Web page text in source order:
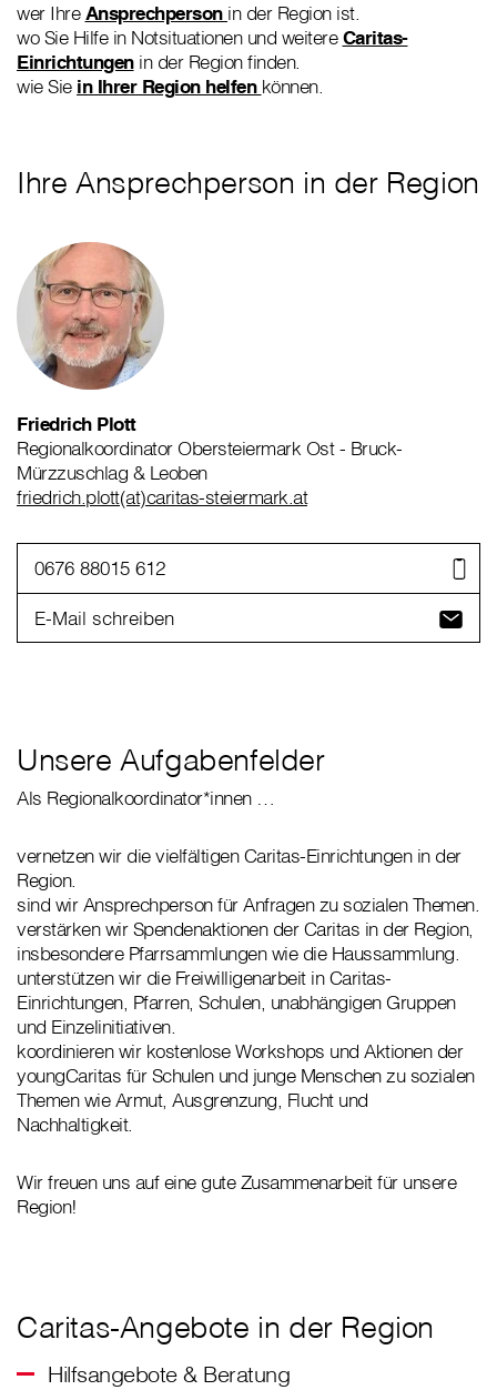
wer IhreAnsprechperson in der Region ist.
wo Sie Hilfe in Notsituationen und weitereCaritas-
Einrichtungenin der Region finden.
wie Sie in Ihrer Region helfen können.
Ihre Ansprechperson in der Region
Friedrich Plott
Regionalkoordinator Obersteiermark Ost - Bruck-
Mürzzuschlag & Leoben
friedrich.plott(at)caritas-steiermark.at
0676 88015 612
E-Mail schreiben
Unsere Aufgabenfelder
Als Regionalkoordinator*innen …
vernetzen wir die vielfältigen Caritas-Einrichtungen in der
Region.
sind wir Ansprechperson für Anfragen zu sozialen Themen.
verstärken wir Spendenaktionen der Caritas in der Region,
insbesondere Pfarrsammlungen wie die Haussammlung.
unterstützen wir die Freiwilligenarbeit in Caritas-
Einrichtungen, Pfarren, Schulen, unabhängigen Gruppen
und Einzelinitiativen.
koordinieren wir kostenlose Workshops und Aktionen der
youngCaritas für Schulen und junge Menschen zu sozialen
Themen wie Armut, Ausgrenzung, Flucht und
Nachhaltigkeit.
Wir freuen uns auf eine gute Zusammenarbeit für unsere
Region!
Caritas-Angebote in der Region
Hilfsangebote & Beratung